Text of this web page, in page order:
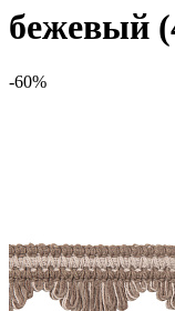
бежевый
-60%